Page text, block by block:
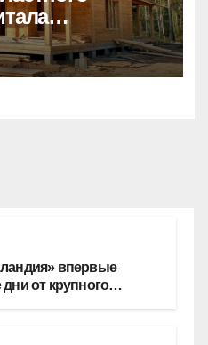
почти 50
впервые
дни от крупного